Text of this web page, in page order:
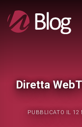
contenuti
Diretta
PUBBLICATO IL 12